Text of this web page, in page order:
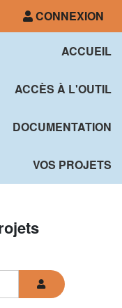
CONNEXION
ACCUEIL
ACCÈS À L'OUTIL
DOCUMENTATION
VOS PROJETS